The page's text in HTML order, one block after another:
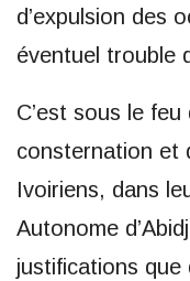
d’expulsion des
éventuel trouble
C’est sous le
consternation et
Ivoiriens, dans
Autonome
justifications que